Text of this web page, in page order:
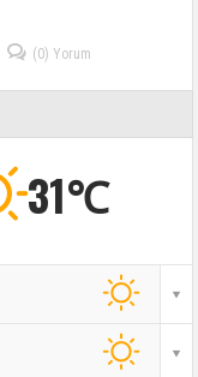
(0) Yorum
31℃